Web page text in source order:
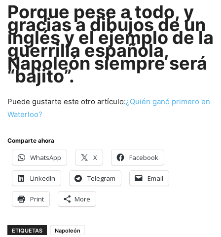
Porque pese a todo, y
gracias a dibujos de un
inglés y el ejemplo de la
guerrilla española,
Napoleón siempre será
“bajito”.
Puede gustarte este otro artículo:¿Quién ganó primero en
Waterloo?
Comparte ahora
WhatsApp X Facebook
LinkedIn Telegram Email
Print More
ETIQUETAS Napoleón